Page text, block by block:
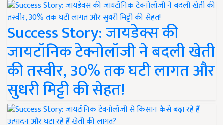
Success Story: जायडेक्स की
जायटॉनिक टेक्नोलॉजी ने बदली खेती
की तस्वीर, 30% तक घटी लागत और
सुधरी मिट्टी की सेहत!